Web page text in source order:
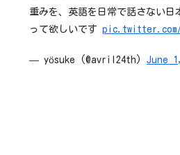
重みを、英語を日常で話さない日
って欲しいですpic.twitter.com/
— yösuke (@avril24th)June